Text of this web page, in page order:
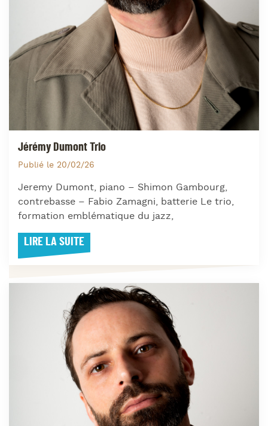
Jérémy Dumont Trio
Publié le 20/02/26
Jeremy Dumont, piano – Shimon Gambourg,
contrebasse – Fabio Zamagni, batterie Le trio,
formation emblématique du jazz,
LIRE LA SUITE